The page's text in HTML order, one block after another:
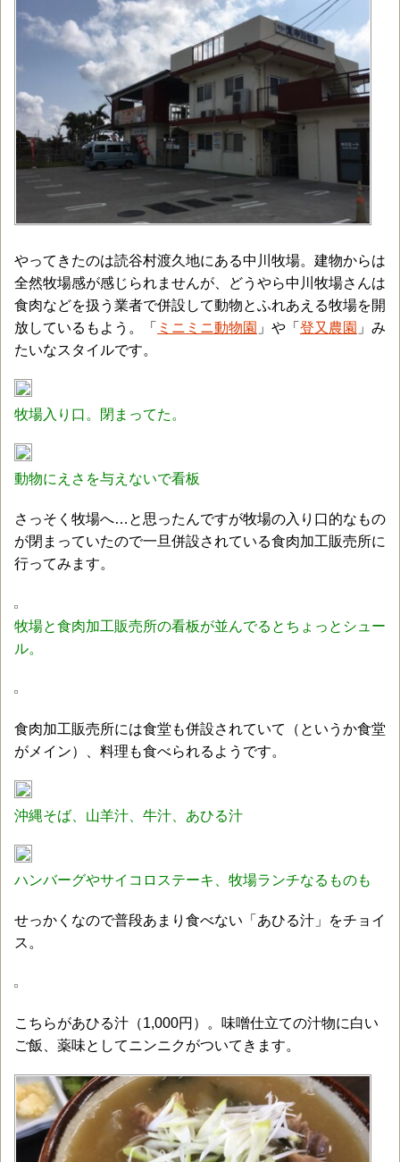
やってきたのは読谷村渡久地にある中川牧場。建物からは
全然牧場感が感じられませんが、どうやら中川牧場さんは
食肉などを扱う業者で併設して動物とふれあえる牧場を開
放しているもよう。「 ミニミニ動物園 」や「 登又農園 」み
たいなスタイルです。
牧場入り口。閉まってた。
動物にえさを与えないで看板
さっそく牧場へ…と思ったんですが牧場の入り口的なもの
が閉まっていたので一旦併設されている食肉加工販売所に
行ってみます。
牧場と食肉加工販売所の看板が並んでるとちょっとシュー
ル。
食肉加工販売所には食堂も併設されていて（というか食堂
がメイン）、料理も食べられるようです。
沖縄そば、山羊汁、牛汁、あひる汁
ハンバーグやサイコロステーキ、牧場ランチなるものも
せっかくなので普段あまり食べない「あひる汁」をチョイ
ス。
こちらがあひる汁（1,000円）。味噌仕立ての汁物に白い
ご飯、薬味としてニンニクがついてきます。